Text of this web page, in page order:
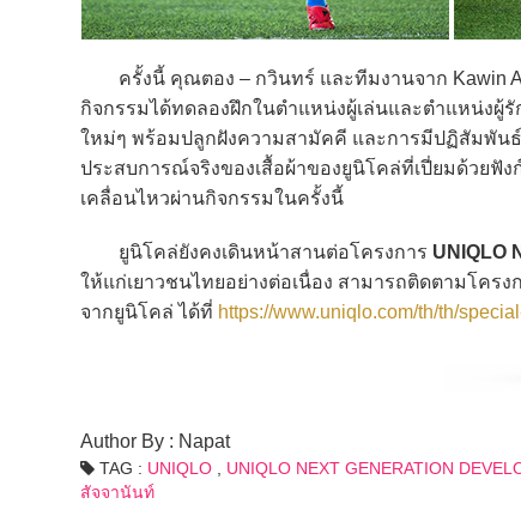
ครั้งนี้ คุณตอง – กวินทร์ และทีมงานจาก Kawin
กิจกรรมได้ทดลองฝึกในตำแหน่งผู้เล่นและตำแหน่งผู้
ใหม่ๆ พร้อมปลูกฝังความสามัคคี และการมีปฏิสัมพัน
ประสบการณ์จริงของเสื้อผ้าของยูนิโคล่ที่เปี่ยมด้วยฟัง
เคลื่อนไหวผ่านกิจกรรมในครั้งนี้
ยูนิโคล่ยังคงเดินหน้าสานต่อโครงการ UNIQLO
ให้แก่เยาวชนไทยอย่างต่อเนื่อง สามารถติดตามโครง
จากยูนิโคล่ ได้ที่ https://www.uniqlo.com/th/th/
Author By : Napat
TAG : UNIQLO UNIQLO NEXT GENERATION
สัจจานันท์